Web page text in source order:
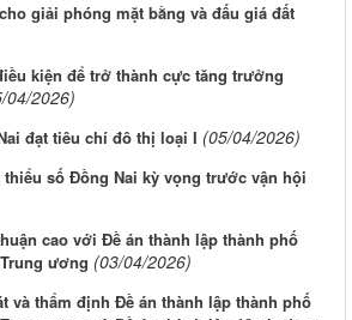
giải phóng mặt bằng và đấu giá đất
kiện để trở thành cực tăng trưởng
04/2026)
đạt tiêu chí đô thị loại I (05/04/2026)
số Đồng Nai kỳ vọng trước vận hội
cao với Đề án thành lập thành phố
ương (03/04/2026)
và thẩm định Đề án thành lập thành phố